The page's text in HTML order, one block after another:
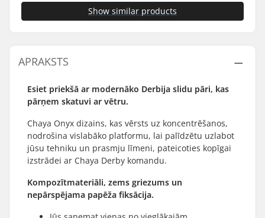
Show similar products
APRAKSTS
Esiet priekšā ar modernāko Derbija slidu pāri, kas
pārņem skatuvi ar vētru.
Chaya Onyx dizains, kas vērsts uz koncentrēšanos,
nodrošina vislabāko platformu, lai palīdzētu uzlabot
jūsu tehniku un prasmju līmeni, pateicoties kopīgai
izstrādei ar Chaya Derby komandu.
Kompozītmateriāli, zems griezums un
nepārspējama papēža fiksācija.